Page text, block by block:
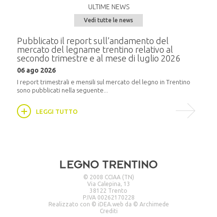
ULTIME NEWS
Vedi tutte le news
Pubblicato il report sull’andamento del
mercato del legname trentino relativo al
secondo trimestre e al mese di luglio 2026
06 ago 2026
I report trimestrali e mensili sul mercato del legno in Trentino
sono pubblicati nella seguente...
LEGGI TUTTO
© 2008 CCIAA (TN)
Via Calepina, 13
38122 Trento
P.IVA 00262170228
Realizzato con © iDEA.web da © Archimede
Crediti